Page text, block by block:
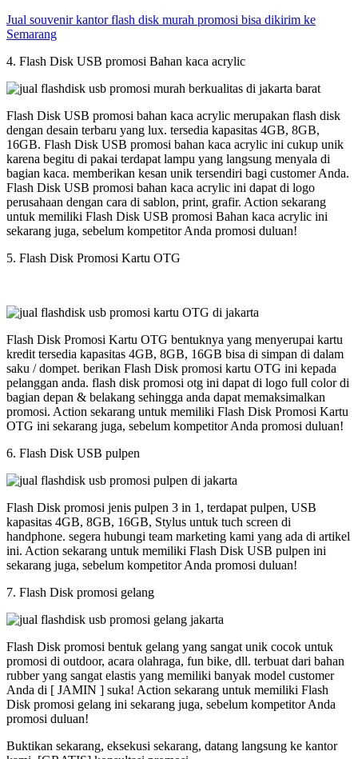
Jual souvenir kantor flash disk murah promosi bisa dikirim ke
Semarang
4. Flash Disk USB promosi Bahan kaca acrylic
Flash Disk USB promosi bahan kaca acrylic merupakan flash disk
dengan desain terbaru yang lux. tersedia kapasitas 4GB, 8GB,
16GB. Flash Disk USB promosi bahan kaca acrylic ini cukup unik
karena begitu di pakai terdapat lampu yang langsung menyala di
bagian kaca. memberikan kesan unik tersendiri bagi customer Anda.
Flash Disk USB promosi bahan kaca acrylic ini dapat di logo
perusahaan dengan cara di sablon, print, grafir. Action sekarang
untuk memiliki Flash Disk USB promosi Bahan kaca acrylic ini
sekarang juga, sebelum kompetitor Anda promosi duluan!
5. Flash Disk Promosi Kartu OTG
Flash Disk Promosi Kartu OTG bentuknya yang menyerupai kartu
kredit tersedia kapasitas 4GB, 8GB, 16GB bisa di simpan di dalam
saku / dompet. berikan Flash Disk promosi kartu OTG ini kepada
pelanggan anda. flash disk promosi otg ini dapat di logo full color di
bagian depan & belakang sehingga anda dapat memaksimalkan
promosi. Action sekarang untuk memiliki Flash Disk Promosi Kartu
OTG ini sekarang juga, sebelum kompetitor Anda promosi duluan!
6. Flash Disk USB pulpen
Flash Disk promosi jenis pulpen 3 in 1, terdapat pulpen, USB
kapasitas 4GB, 8GB, 16GB, Stylus untuk tuch screen di
handphone. segera hubungi team marketing kami yang ada di artikel
ini. Action sekarang untuk memiliki Flash Disk USB pulpen ini
sekarang juga, sebelum kompetitor Anda promosi duluan!
7. Flash Disk promosi gelang
Flash Disk promosi bentuk gelang yang sangat unik cocok untuk
promosi di outdoor, acara olahraga, fun bike, dll. terbuat dari bahan
rubber yang sangat elastis yang memiliki banyak model customer
Anda di [ JAMIN ] suka! Action sekarang untuk memiliki Flash
Disk promosi gelang ini sekarang juga, sebelum kompetitor Anda
promosi duluan!
Buktikan sekarang, eksekusi sekarang, datang langsung ke kantor